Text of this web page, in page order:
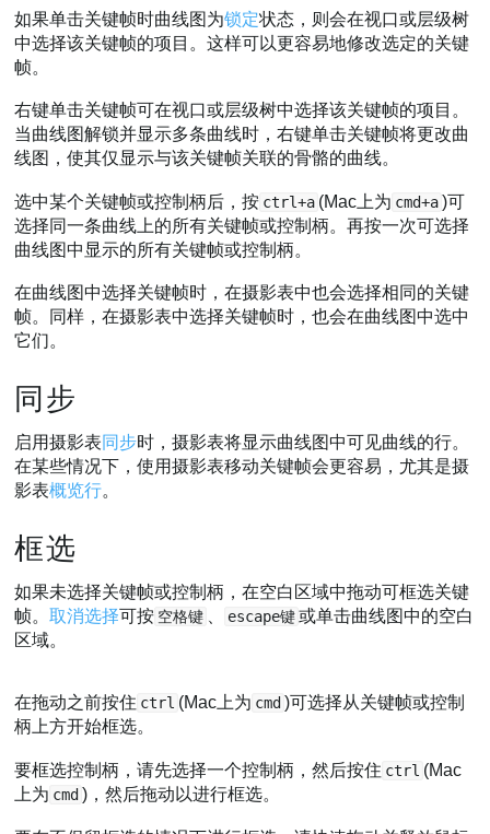
如果单击关键帧时曲线图为锁定状态，则会在视口或层级树
中选择该关键帧的项目。这样可以更容易地修改选定的关键
帧。
右键单击关键帧可在视口或层级树中选择该关键帧的项目。
当曲线图解锁并显示多条曲线时，右键单击关键帧将更改曲
线图，使其仅显示与该关键帧关联的骨骼的曲线。
选中某个关键帧或控制柄后，按 ctrl+a (Mac上为 cmd+a )可
选择同一条曲线上的所有关键帧或控制柄。再按一次可选择
曲线图中显示的所有关键帧或控制柄。
在曲线图中选择关键帧时，在摄影表中也会选择相同的关键
帧。同样，在摄影表中选择关键帧时，也会在曲线图中选中
它们。
同步
启用摄影表同步时，摄影表将显示曲线图中可见曲线的行。
在某些情况下，使用摄影表移动关键帧会更容易，尤其是摄
影表概览行。
框选
如果未选择关键帧或控制柄，在空白区域中拖动可框选关键
帧。取消选择可按 空格键 escape键 或单击曲线图中的空白
区域。
在拖动之前按住 ctrl (Mac上为 cmd )可选择从关键帧或控制
柄上方开始框选。
要框选控制柄，请先选择一个控制柄，然后按住 ctrl (Mac
上为 cmd )，然后拖动以进行框选。